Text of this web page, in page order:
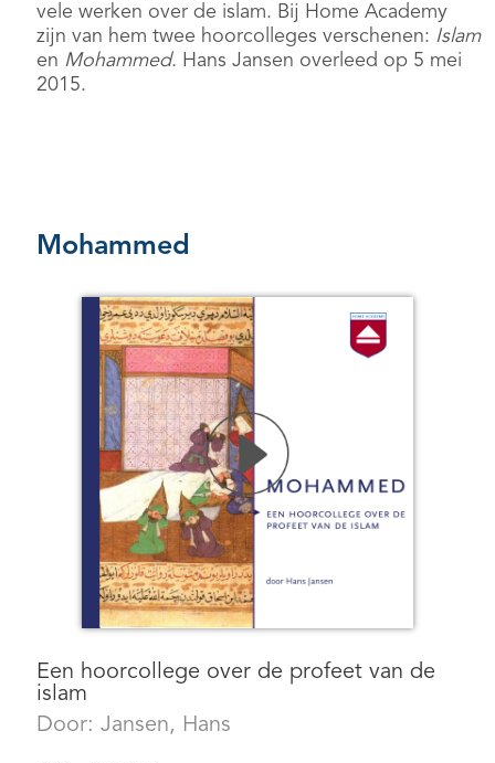
vele werken over de islam. Bij Home Academy
zijn van hem twee hoorcolleges verschenen: Islam
en Mohammed. Hans Jansen overleed op 5 mei
2015.
Mohammed
Een hoorcollege over de profeet van de
islam
Door: Jansen, Hans